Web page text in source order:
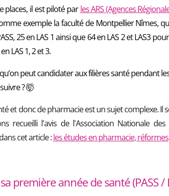
places, il est piloté parles ARS (Agences
exemple la faculté de Montpellier Nîmes,
25 en LAS 1 ainsi que 64 en LAS 2 et LAS3
LAS 1, 2 et 3.
peut candidater aux filières santé pendant
?🤯
et donc de pharmacie est un sujet complexe. Il
recueilli l'avis de l'Association Nationale
cet article :les études en pharmacie,
première année de santé (PASS /